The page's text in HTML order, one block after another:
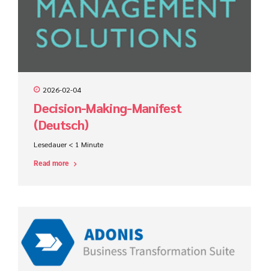
2026-02-04
Decision-Making-Manifest
(Deutsch)
Lesedauer < 1 Minute
Read more